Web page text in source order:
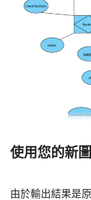
使用您的新
由於輸出結果是